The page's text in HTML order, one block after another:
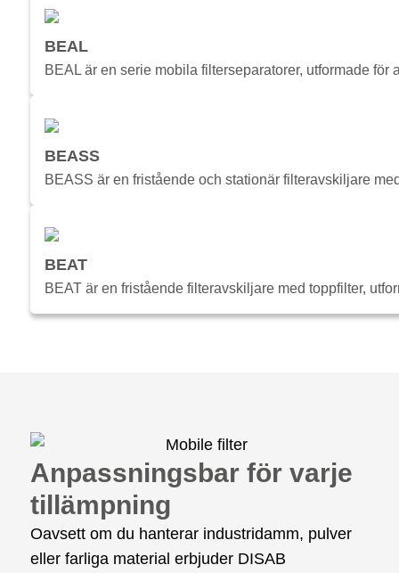
BEAL
BEAL är en serie mobila filterseparatorer, utformade
BEASS
BEASS är en fristående och stationär filteravskiljare
BEAT
BEAT är en fristående filteravskiljare med toppfilter,
Anpassningsbar för varje
tillämpning
Oavsett om du hanterar industridamm, pulver
eller farliga material erbjuder DISAB